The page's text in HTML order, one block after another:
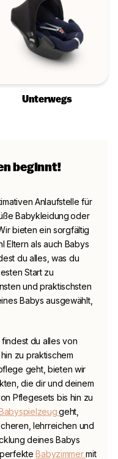
Unterwegs
beginnt!
Anlaufstelle für
Babykleidung oder
bieten ein sorgfältig
Eltern als auch Babys
du alles, was du
Start zu
und praktischsten
Babys ausgewählt,
du alles von
zu praktischem
geht, bieten wir
die dir und deinem
Pflegesets bis hin zu
geht,
lehrreichen und
deines Babys
perfekteBabyzimmermit